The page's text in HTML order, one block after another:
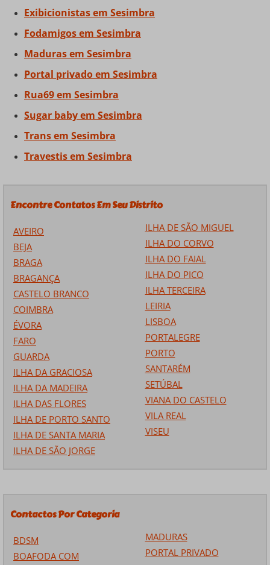
Exibicionistas em Sesimbra
Fodamigos em Sesimbra
Maduras em Sesimbra
Portal privado em Sesimbra
Rua69 em Sesimbra
Sugar baby em Sesimbra
Trans em Sesimbra
Travestis em Sesimbra
Encontre Contatos Em Seu Distrito
AVEIRO
BEJA
BRAGA
BRAGANÇA
CASTELO BRANCO
COIMBRA
ÉVORA
FARO
GUARDA
ILHA DA GRACIOSA
ILHA DA MADEIRA
ILHA DAS FLORES
ILHA DE PORTO SANTO
ILHA DE SANTA MARIA
ILHA DE SÃO JORGE
ILHA DE SÃO MIGUEL
ILHA DO CORVO
ILHA DO FAIAL
ILHA DO PICO
ILHA TERCEIRA
LEIRIA
LISBOA
PORTALEGRE
PORTO
SANTARÉM
SETÚBAL
VIANA DO CASTELO
VILA REAL
VISEU
Contactos Por Categoria
BDSM
BOAFODA COM
MADURAS
PORTAL PRIVADO